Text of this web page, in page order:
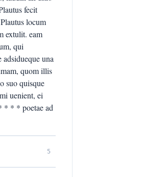
fecit
locum
extulit. eam
qui
una
quom illis
suo quisque
uenient, ei
* * * poetae ad
5